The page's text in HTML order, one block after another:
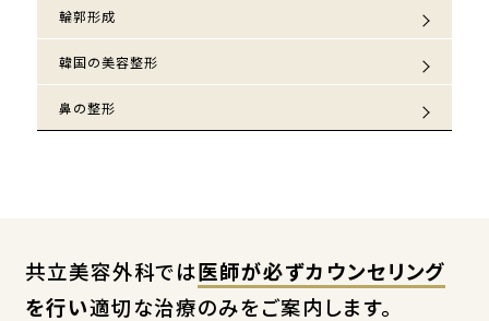
輪郭形成
韓国の美容整形
鼻の整形
共立美容外科では医師が必ずカウンセリング
を行い適切な治療のみをご案内します。